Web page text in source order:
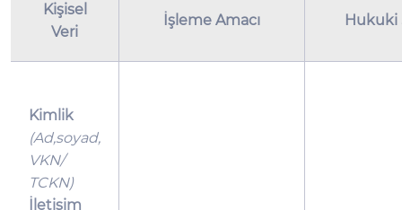
Kişisel
Veri
İşleme Amacı Hukuki
Kimlik
(Ad,soyad,
VKN/
TCKN)
İletişim